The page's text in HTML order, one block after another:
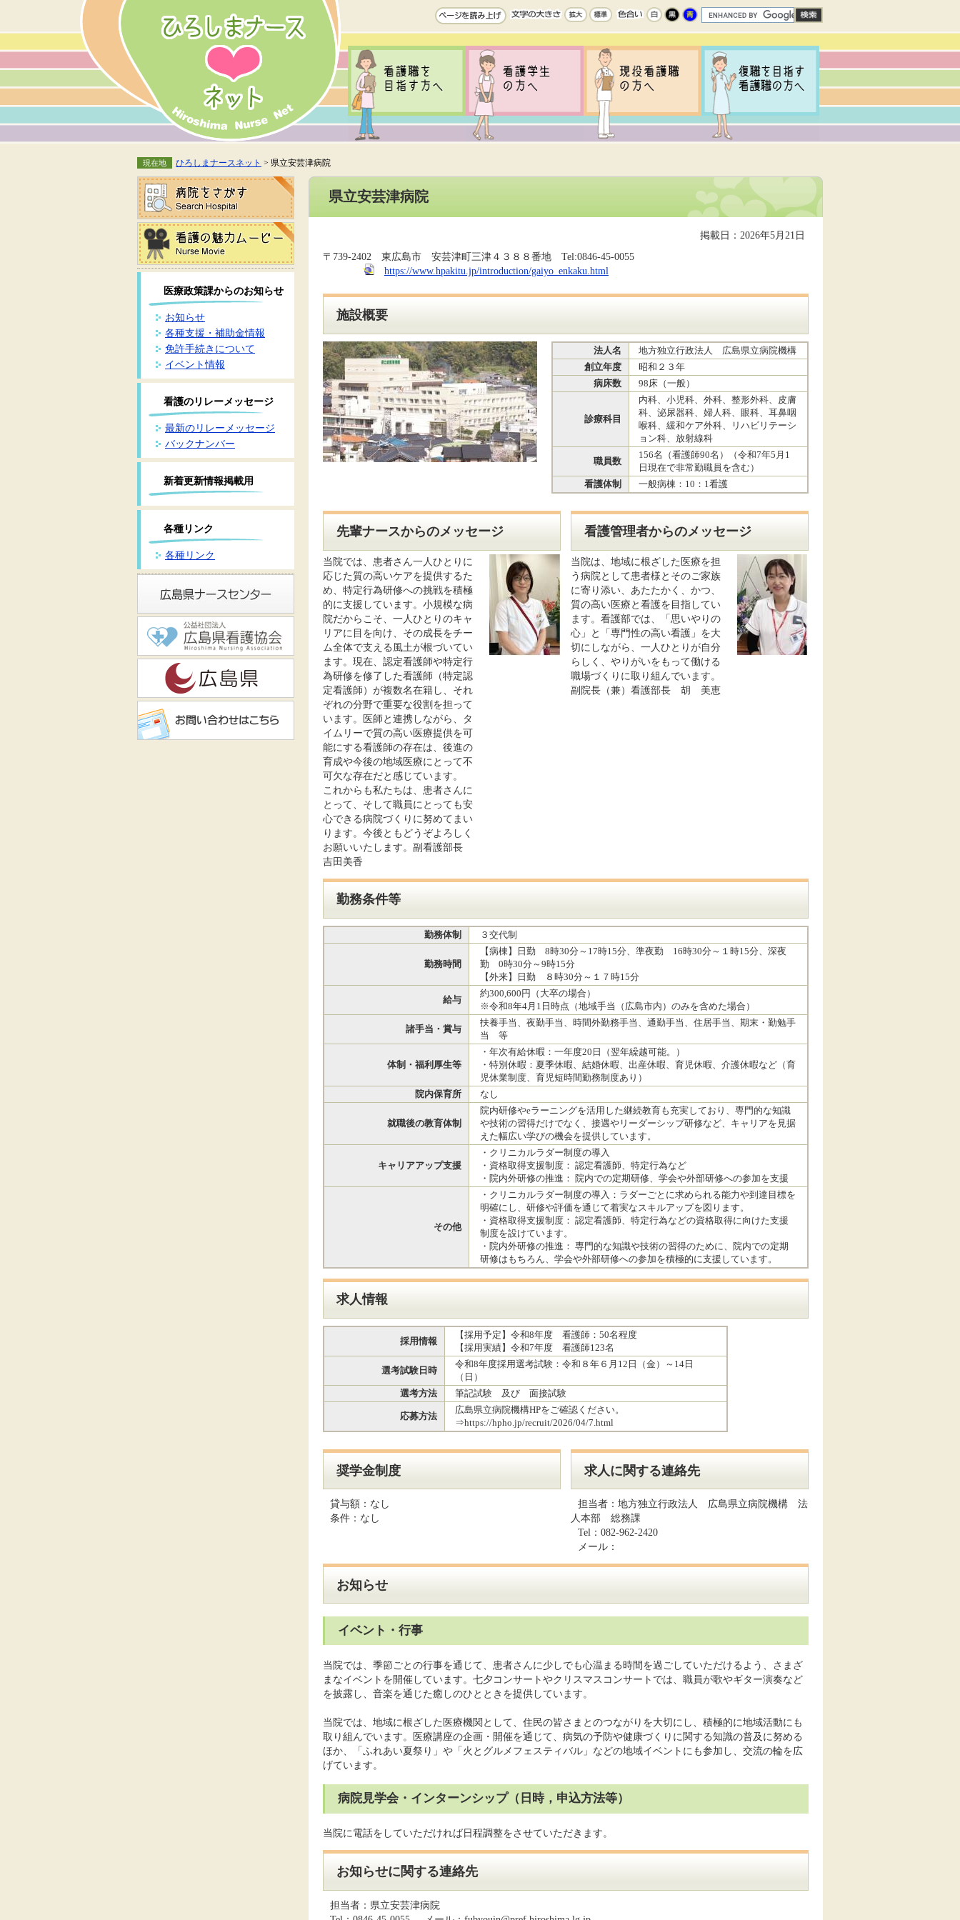
現在地 ひろしまナースネット > 県立安芸津病院
医療政策課からのお知らせ
お知らせ
各種支援・補助金情報
免許手続きについて
イベント情報
看護のリレーメッセージ
最新のリレーメッセージ
バックナンバー
新着更新情報掲載用
各種リンク
各種リンク
県立安芸津病院
掲載日：2026年5月21日
〒 739-2402 東広島市 安芸津町三津４３８８番地 Tel:0846-45-0055
https://www.hpakitu.jp/introduction/gaiyo_enkaku.html
施設概要
法人名
地方独立行政法人 広島県立病院機構
創立年度
昭和２３年
病床数
98床（一般）
診療科目
内科、小児科、外科、整形外科、皮膚
科、泌尿器科、婦人科、眼科、耳鼻咽
喉科、緩和ケア外科、リハビリテーシ
ョン科、放射線科
職員数
156名（看護師90名）（令和7年5月1
日現在で非常勤職員を含む）
看護体制
一般病棟：10：1看護
先輩ナースからのメッセージ
当院では、患者さん一人ひとりに
応じた質の高いケアを提供するた
め、特定行為研修への挑戦を積極
的に支援しています。小規模な病
院だからこそ、一人ひとりのキャ
リアに目を向け、その成長をチー
ム全体で支える風土が根づいてい
ます。現在、認定看護師や特定行
為研修を修了した看護師（特定認
定看護師）が複数名在籍し、それ
ぞれの分野で重要な役割を担って
います。医師と連携しながら、タ
イムリーで質の高い医療提供を可
能にする看護師の存在は、後進の
育成や今後の地域医療にとって不
可欠な存在だと感じています。
これからも私たちは、患者さんに
とって、そして職員にとっても安
心できる病院づくりに努めてまい
ります。今後ともどうぞよろしく
お願いいたします。副看護部長
吉田美香
看護管理者からのメッセージ
当院は、地域に根ざした医療を担
う病院として患者様とそのご家族
に寄り添い、あたたかく、かつ、
質の高い医療と看護を目指してい
ます。看護部では、「思いやりの
心」と「専門性の高い看護」を大
切にしながら、一人ひとりが自分
らしく、やりがいをもって働ける
職場づくりに取り組んでいます。
副院長（兼）看護部長 胡 美恵
勤務条件等
勤務体制 ３交代制
勤務時間
【病棟】日勤 8時30分～17時15分、準夜勤 16時30分～１時15分、深夜
勤 0時30分～9時15分
【外来】日勤 ８時30分～１７時15分
給与
約300,600円（大卒の場合）
※令和8年4月1日時点（地域手当（広島市内）のみを含めた場合）
諸手当・賞与
扶養手当、夜勤手当、時間外勤務手当、通勤手当、住居手当、期末・勤勉手
当 等
体制・福利厚生等
・年次有給休暇：一年度20日（翌年繰越可能。）
・特別休暇：夏季休暇、結婚休暇、出産休暇、育児休暇、介護休暇など（育
児休業制度、育児短時間勤務制度あり）
院内保育所
なし
就職後の教育体制
院内研修やeラーニングを活用した継続教育も充実しており、専門的な知識
や技術の習得だけでなく、接遇やリーダーシップ研修など、キャリアを見据
えた幅広い学びの機会を提供しています。
キャリアアップ支援
・クリニカルラダー制度の導入
・資格取得支援制度： 認定看護師、特定行為など
・院内外研修の推進： 院内での定期研修、学会や外部研修への参加を支援
その他
・クリニカルラダー制度の導入：ラダーごとに求められる能力や到達目標を
明確にし、研修や評価を通じて着実なスキルアップを図ります。
・資格取得支援制度： 認定看護師、特定行為などの資格取得に向けた支援
制度を設けています。
・院内外研修の推進： 専門的な知識や技術の習得のために、院内での定期
研修はもちろん、学会や外部研修への参加を積極的に支援しています。
求人情報
採用情報
【採用予定】令和8年度 看護師：50名程度
【採用実績】令和7年度 看護師123名
選考試験日時
令和8年度採用選考試験：令和８年６月12日（金）～14日
（日）
選考方法
筆記試験 及び 面接試験
応募方法
広島県立病院機構HPをご確認ください。
⇒https://hpho.jp/recruit/2026/04/7.html
奨学金制度
貸与額： なし
条件： なし
求人に関する連絡先
担当者： 地方独立行政法人 広島県立病院機構 法
人本部 総務課
Tel： 082-962-2420
メール：
お知らせ
イベント・行事
当院では、季節ごとの行事を通じて、患者さんに少しでも心温まる時間を過ごしていただけるよう、さまざ
まなイベントを開催しています。七夕コンサートやクリスマスコンサートでは、職員が歌やギター演奏など
を披露し、音楽を通じた癒しのひとときを提供しています。
当院では、地域に根ざした医療機関として、住民の皆さまとのつながりを大切にし、積極的に地域活動にも
取り組んでいます。医療講座の企画・開催を通じて、病気の予防や健康づくりに関する知識の普及に努める
ほか、「ふれあい夏祭り」や「火とグルメフェスティバル」などの地域イベントにも参加し、交流の輪を広
げています。
病院見学会・インターンシップ（日時，申込方法等）
当院に電話をしていただければ日程調整をさせていただきます。
お知らせに関する連絡先
担当者： 県立安芸津病院